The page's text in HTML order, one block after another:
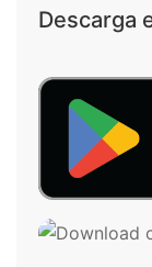
Descarga